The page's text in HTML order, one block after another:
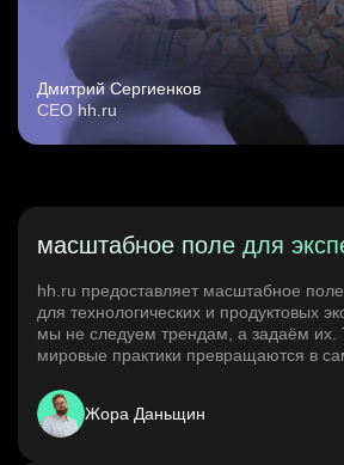
Дмитрий Сергиенков
CEO hh.ru
масштабное поле для
hh.ru предоставляет масштабное поле
для технологических и продуктовых
мы не следуем трендам, а задаём их.
мировые практики превращаются в
Жора Даньщин